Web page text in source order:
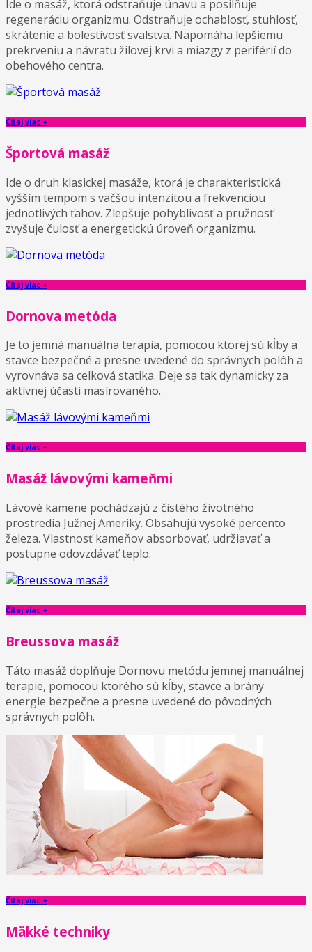
Ide o masáž, ktorá odstraňuje únavu a posilňuje
regeneráciu organizmu. Odstraňuje ochablosť, stuhlosť,
skrátenie a bolestivosť svalstva. Napomáha lepšiemu
prekrveniu a návratu žilovej krvi a miazgy z periférií do
obehového centra.
Čítaj viac +
Športová masáž
Ide o druh klasickej masáže, ktorá je charakteristická
vyšším tempom s väčšou intenzitou a frekvenciou
jednotlivých ťahov. Zlepšuje pohyblivosť a pružnosť
zvyšuje čulosť a energetickú úroveň organizmu.
Čítaj viac +
Dornova metóda
Je to jemná manuálna terapia, pomocou ktorej sú kĺby a
stavce bezpečné a presne uvedené do správnych polôh a
vyrovnáva sa celková statika. Deje sa tak dynamicky za
aktívnej účasti masírovaného.
Čítaj viac +
Masáž lávovými kameňmi
Lávové kamene pochádzajú z čistého životného
prostredia Južnej Ameriky. Obsahujú vysoké percento
železa. Vlastnosť kameňov absorbovať, udržiavať a
postupne odovzdávať teplo.
Čítaj viac +
Breussova masáž
Táto masáž doplňuje Dornovu metódu jemnej manuálnej
terapie, pomocou ktorého sú kĺby, stavce a brány
energie bezpečne a presne uvedené do pôvodných
správnych polôh.
Čítaj viac +
Mäkké techniky